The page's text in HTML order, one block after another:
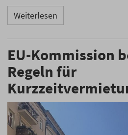
Weiterlesen
EU-Kommission
Regeln für